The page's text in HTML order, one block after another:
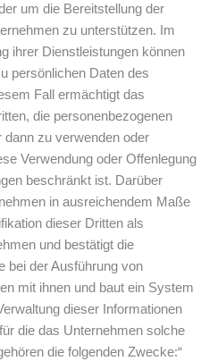
um die Bereitstellung der
zu unterstützen. Im
ihrer Dienstleistungen können
persönlichen Daten des
Fall ermächtigt das
die personenbezogenen
zu verwenden oder
Verwendung oder Offenlegung
beschränkt ist. Darüber
in ausreichendem Maße
dieser Dritten als
und bestätigt die
bei der Ausführung von
mit ihnen und baut ein System
dieser Informationen
die das Unternehmen solche
die folgenden Zwecke:“